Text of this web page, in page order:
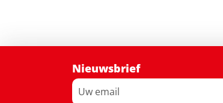
Nieuwsbrief